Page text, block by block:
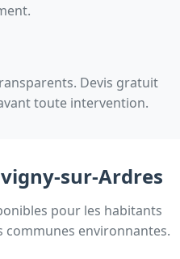
Devis gratuit
toute intervention.
sur-Ardres
pour les habitants
communes environnantes.